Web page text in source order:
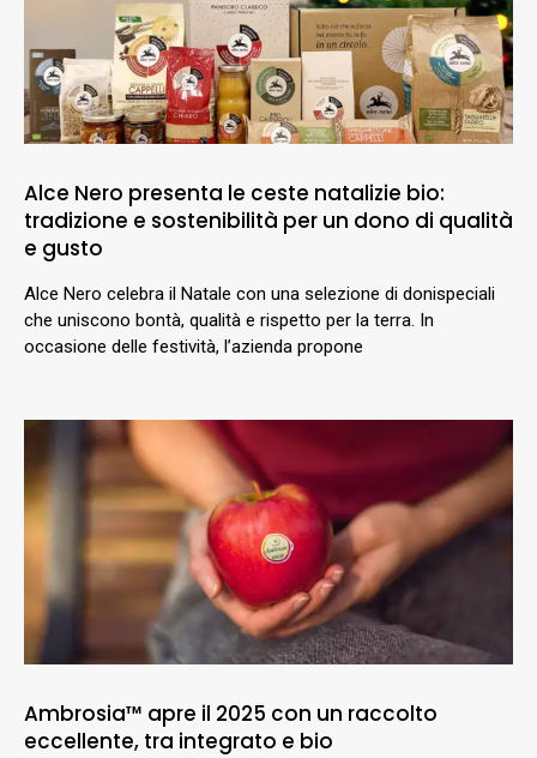
Alce Nero presenta le ceste natalizie bio:
tradizione e sostenibilità per un dono di qualità
e gusto
Alce Nero celebra il Natale con una selezione di donispeciali
che uniscono bontà, qualità e rispetto per la terra. In
occasione delle festività, l’azienda propone
Ambrosia™ apre il 2025 con un raccolto
eccellente, tra integrato e bio